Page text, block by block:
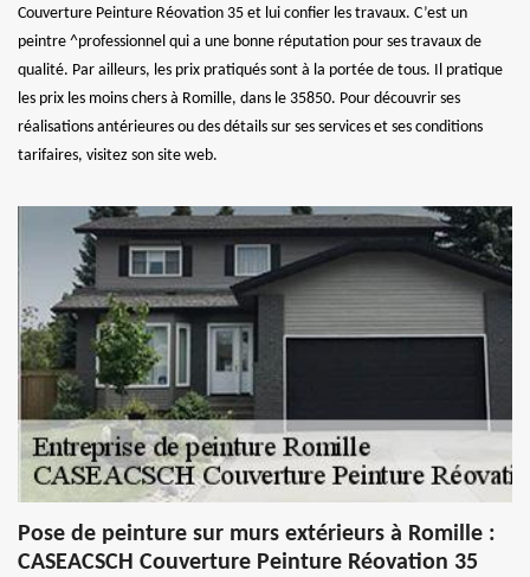
Couverture Peinture Réovation 35 et lui confier les travaux. C’est un
peintre ^professionnel qui a une bonne réputation pour ses travaux de
qualité. Par ailleurs, les prix pratiqués sont à la portée de tous. Il pratique
les prix les moins chers à Romille, dans le 35850. Pour découvrir ses
réalisations antérieures ou des détails sur ses services et ses conditions
tarifaires, visitez son site web.
Pose de peinture sur murs extérieurs à Romille :
CASEACSCH Couverture Peinture Réovation 35